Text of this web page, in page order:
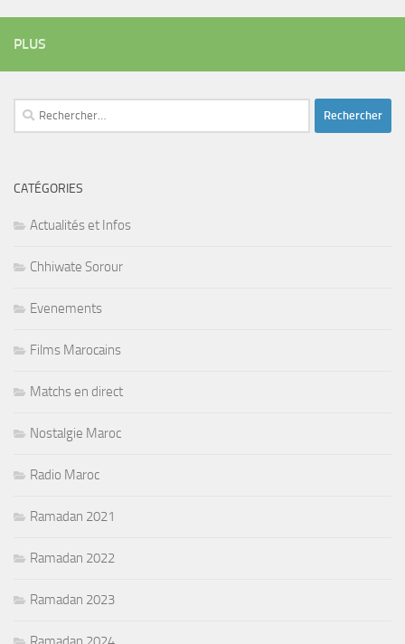
PLUS
Rechercher :
CATÉGORIES
Actualités et Infos
Chhiwate Sorour
Evenements
Films Marocains
Matchs en direct
Nostalgie Maroc
Radio Maroc
Ramadan 2021
Ramadan 2022
Ramadan 2023